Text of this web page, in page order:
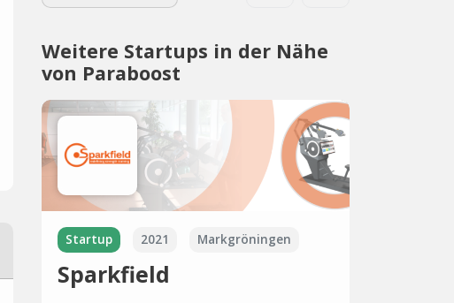
Weitere Startups in der Nähe
von Paraboost
Startup 2021 Markgröningen
Sparkfield